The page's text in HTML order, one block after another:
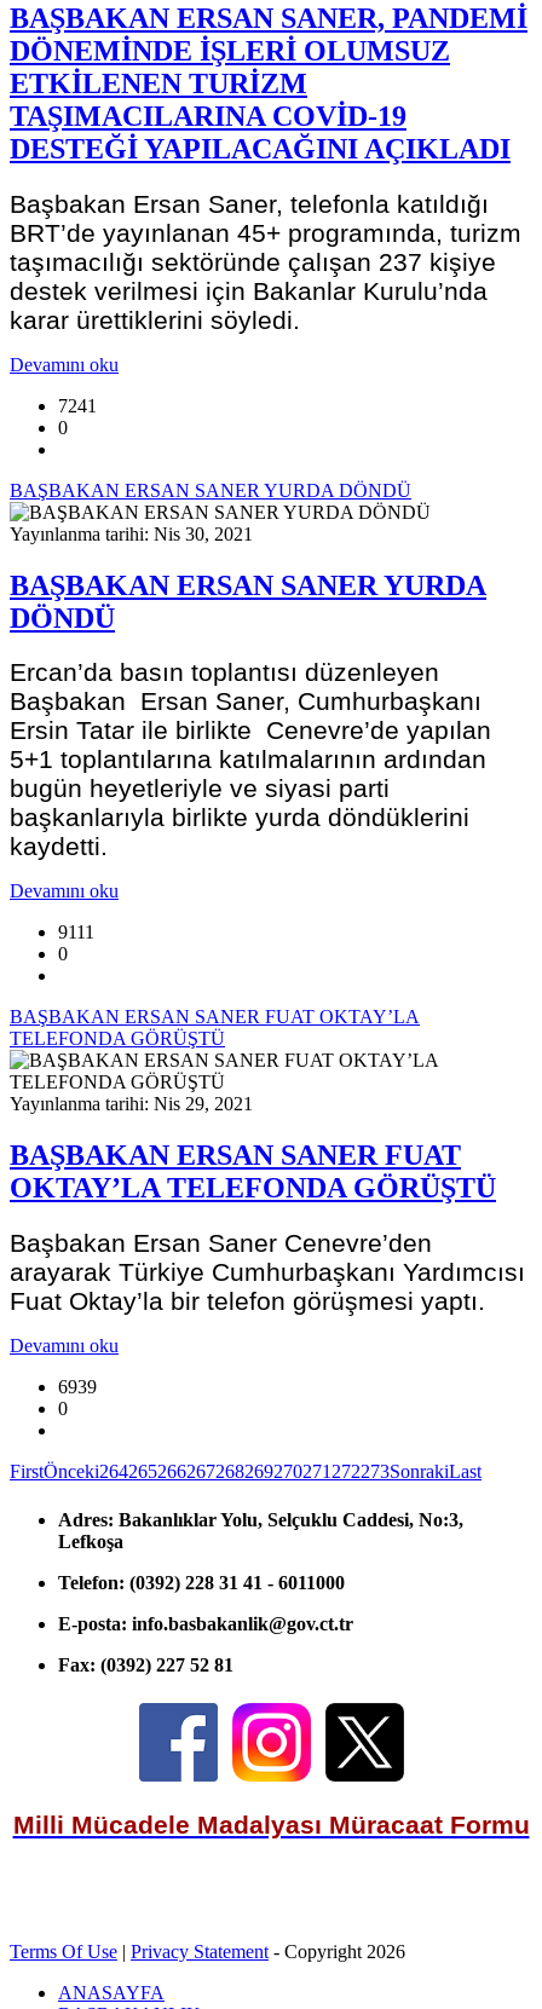
BAŞBAKAN ERSAN SANER, PANDEMİ
DÖNEMİNDE İŞLERİ OLUMSUZ
ETKİLENEN TURİZM
TAŞIMACILARINA COVİD-19
DESTEĞİ YAPILACAĞINI AÇIKLADI
Başbakan Ersan Saner, telefonla katıldığı
BRT’de yayınlanan 45+ programında, turizm
taşımacılığı sektöründe çalışan 237 kişiye
destek verilmesi için Bakanlar Kurulu’nda
karar ürettiklerini söyledi.
Devamını oku
7241
0
BAŞBAKAN ERSAN SANER YURDA DÖNDÜ
Yayınlanma tarihi: Nis 30, 2021
BAŞBAKAN ERSAN SANER YURDA
DÖNDÜ
Ercan’da basın toplantısı düzenleyen
Başbakan Ersan Saner, Cumhurbaşkanı
Ersin Tatar ile birlikte Cenevre’de yapılan
5+1 toplantılarına katılmalarının ardından
bugün heyetleriyle ve siyasi parti
başkanlarıyla birlikte yurda döndüklerini
kaydetti.
Devamını oku
9111
0
BAŞBAKAN ERSAN SANER FUAT OKTAY’LA
TELEFONDA GÖRÜŞTÜ
Yayınlanma tarihi: Nis 29, 2021
BAŞBAKAN ERSAN SANER FUAT
OKTAY’LA TELEFONDA GÖRÜŞTÜ
Başbakan Ersan Saner Cenevre’den
arayarak Türkiye Cumhurbaşkanı Yardımcısı
Fuat Oktay’la bir telefon görüşmesi yaptı.
Devamını oku
6939
0
FirstÖnceki264265266267268269270271 272273SonrakiLast
Adres: Bakanlıklar Yolu, Selçuklu Caddesi, No:3,
Lefkoşa
Telefon: (0392) 228 31 41 - 6011000
E-posta: info.basbakanlik@gov.ct.tr
Fax: (0392) 227 52 81
Milli Mücadele Madalyası Müracaat Formu
Terms Of Use | Privacy Statement - Copyright 2026
ANASAYFA